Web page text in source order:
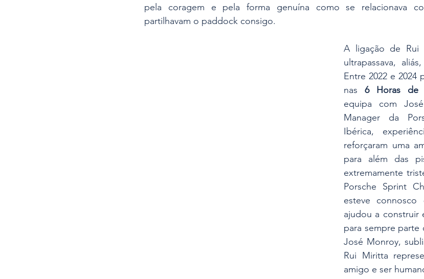
pela coragem e pela forma genuína como se relacionava
partilhavam o paddock consigo.
A ligação de Rui
ultrapassava,
Entre 2022 e 2024
nas 6 Horas de
equipa com
Manager da
Ibérica,
reforçaram uma
para além das
extremamente
Porsche Sprint
esteve
ajudou a construir
para sempre parte
José Monroy,
Rui Miritta
amigo e ser